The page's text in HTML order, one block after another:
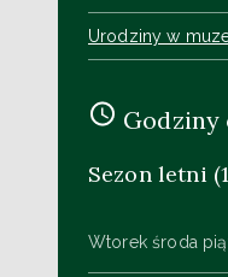
Urodziny w
Sezon letni
Wtorek środa